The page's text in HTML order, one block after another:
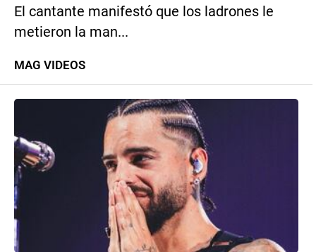
El cantante manifestó que los ladrones le
metieron la man...
MAG VIDEOS